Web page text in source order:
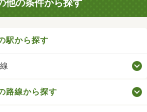
他の条件から探す
駅から探す
路線から探す